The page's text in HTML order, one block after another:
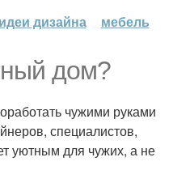
идеи дизайна мебель
дом?
чужими руками
специалистов,
уютным для чужих, а не